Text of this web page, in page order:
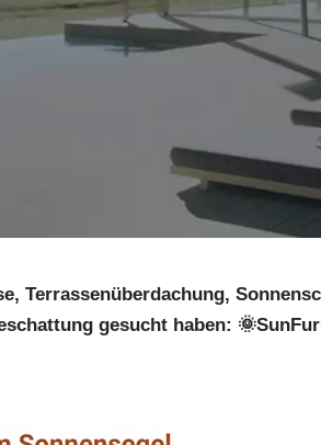
Terrassenüberdachung,
gesucht haben: